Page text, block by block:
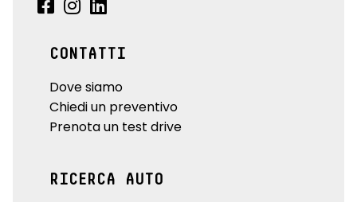
CONTATTI
Dove siamo
Chiedi un preventivo
Prenota un test drive
RICERCA AUTO